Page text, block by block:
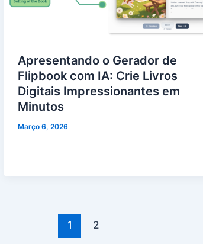
Apresentando o Gerador de
Flipbook com IA: Crie Livros
Digitais Impressionantes em
Minutos
Março 6, 2026
1 2